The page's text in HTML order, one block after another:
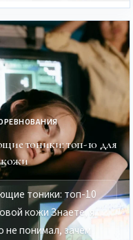
тоники: топ-10 для
кожи
тоники: топ-10
кожи Знаете, я
не понимал, зачем